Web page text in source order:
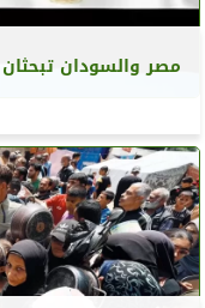
مصر والسودان